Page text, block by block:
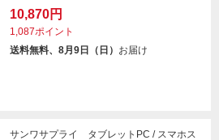
10,870円
1,087ポイント
送料無料、8月9日（日） お届け
サンワサプライ タブレットPC / スマホス